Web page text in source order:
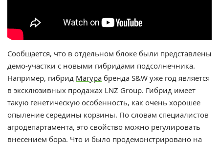
Сообщается, что в отдельном блоке были представлены
демо-участки с новыми гибридами подсолнечника.
Например, гибрид Магура бренда S&W уже год является
в эксклюзивных продажах LNZ Group. Гибрид имеет
такую генетическую особенность, как очень хорошее
опыление середины корзины. По словам специалистов
агродепартамента, это свойство можно регулировать
внесением бора. Что и было продемонстрировано на